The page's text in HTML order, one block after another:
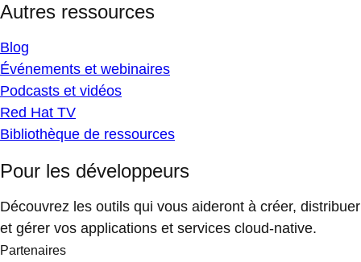
Autres ressources
Blog
Événements et webinaires
Podcasts et vidéos
Red Hat TV
Bibliothèque de ressources
Pour les développeurs
Découvrez les outils qui vous aideront à créer, distribuer
et gérer vos applications et services cloud-native.
Partenaires